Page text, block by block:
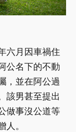
六月因車禍住
公名下的不動
，並在阿公過
該男甚至提出
做事沒公道等
。